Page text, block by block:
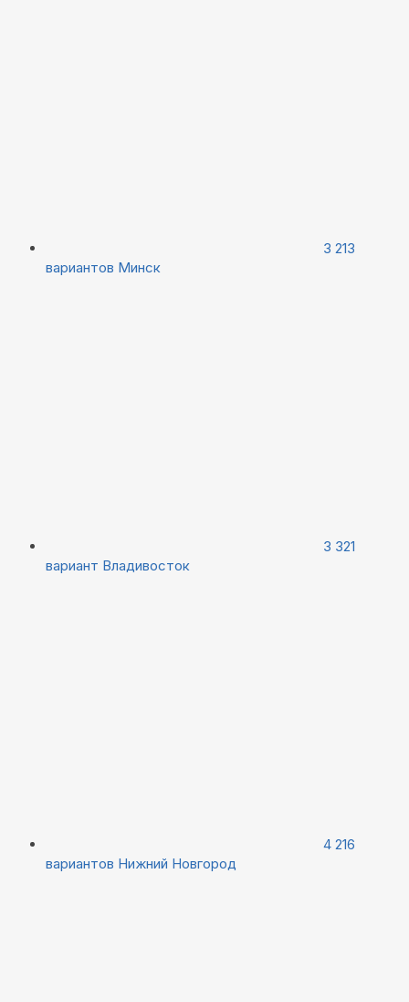
3 213
вариантов Минск
3 321
вариант Владивосток
4 216
вариантов Нижний Новгород